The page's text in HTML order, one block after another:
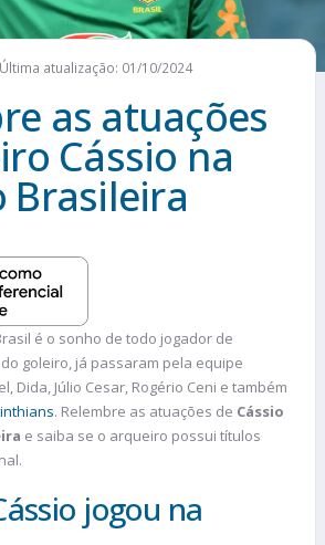
Última atualização: 01/10/2024
as atuações
Cássio na
Brasileira
é o sonho de todo jogador de
goleiro, já passaram pela equipe
Dida, Júlio Cesar, Rogério Ceni e também
. Relembre as atuações de Cássio
e saiba se o arqueiro possui títulos
jogou na